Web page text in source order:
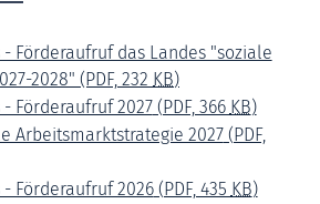
- Förderaufruf das Landes "soziale
2028" (PDF, 232 KB)
- Förderaufruf 2027(PDF, 366 KB)
Arbeitsmarktstrategie 2027(PDF,
- Förderaufruf 2026(PDF, 435 KB)